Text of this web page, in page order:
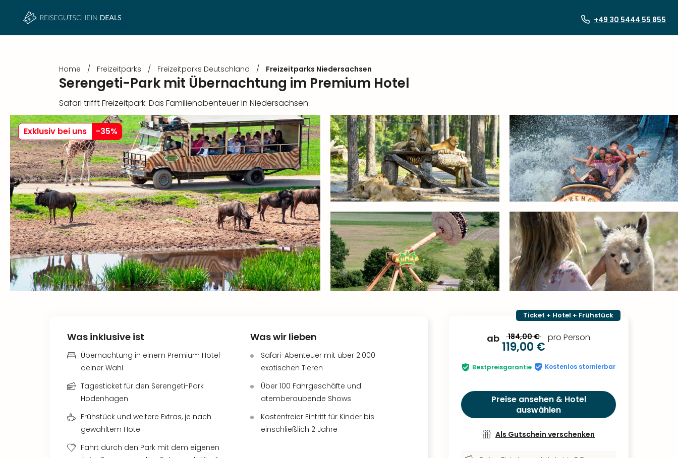
+49 30 5444 55 855
Home / Freizeitparks / Freizeitparks Deutschland / Freizeitparks Niedersachsen
Serengeti-Park mit Übernachtung im Premium Hotel
Safari trifft Freizeitpark: Das Familienabenteuer in Niedersachsen
Exklusiv bei uns -35%
Ticket + Hotel + Frühstück
ab 184,00 €
119,00 €
pro Person
Bestpreisgarantie Kostenlos stornierbar
Preise ansehen & Hotel
auswählen
Als Gutschein verschenken
Was inklusive ist
Übernachtung in einem Premium Hotel
deiner Wahl
Tagesticket für den Serengeti-Park
Hodenhagen
Frühstück und weitere Extras, je nach
gewähltem Hotel
Fahrt durch den Park mit dem eigenen
Was wir lieben
Safari-Abenteuer mit über 2.000
exotischen Tieren
Über 100 Fahrgeschäfte und
atemberaubende Shows
Kostenfreier Eintritt für Kinder bis
einschließlich 2 Jahre